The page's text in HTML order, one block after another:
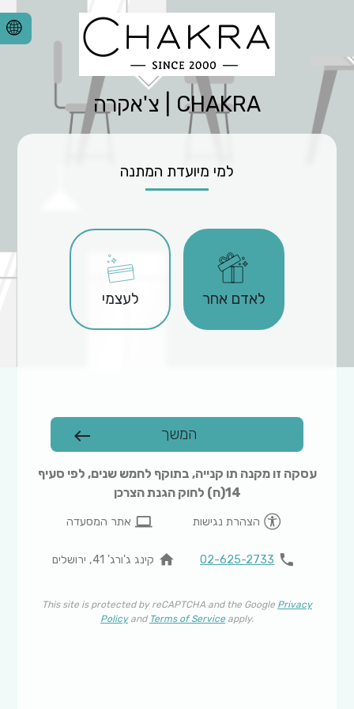
CHAKRA | צ'אקרה
למי מיועדת המתנה
לאדם אחר לעצמי
המשך west
עסקה זו מקנה תו קנייה, בתוקף לחמש שנים, לפי סעיף
14(ח) לחוק הגנת הצרכן
הצהרת נגישות computer אתר המסעדה
phone
02-625-2733
home קינג ג'ורג' 41, ירושלים
This site is protected by reCAPTCHA and the Google Privacy
Policyand Terms of Service apply.